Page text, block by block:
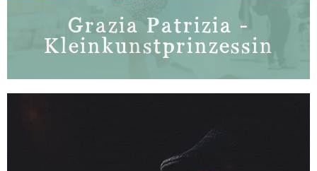
Grazia Patrizia -
Kleinkunstprinzessin